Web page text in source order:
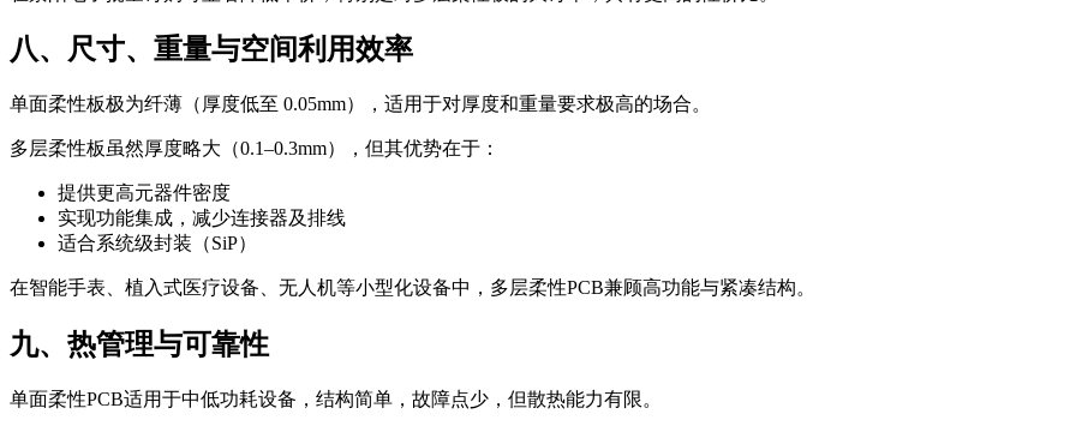
八、尺寸、重量与空间利用效率
单面柔性板极为纤薄（厚度低至 0.05mm），适用于对厚度和重量要求极高的场合。
多层柔性板虽然厚度略大（0.1–0.3mm），但其优势在于：
提供更高元器件密度
实现功能集成，减少连接器及排线
适合系统级封装（SiP）
在智能手表、植入式医疗设备、无人机等小型化设备中，多层柔性PCB兼顾高功能与紧凑结构。
九、热管理与可靠性
单面柔性PCB适用于中低功耗设备，结构简单，故障点少，但散热能力有限。